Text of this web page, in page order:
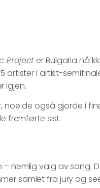
Project er Bulgaria nå
artister i artist-
igjen.
de også gjorde i
fremførte sist.
nemlig valg av sang.
samlet fra jury og